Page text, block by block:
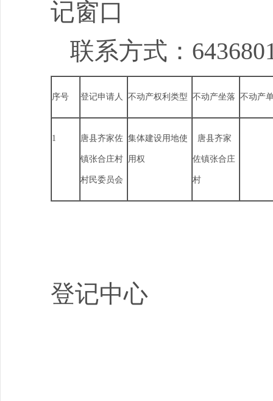
记窗口
联系方式：
序号 登记申请人 不动产权利类型 不动产坐落 不动产
1 唐县齐家佐
镇张合庄村
村民委员会
集体建设用地使
用权
唐县齐家
佐镇张合庄
村
登记中心